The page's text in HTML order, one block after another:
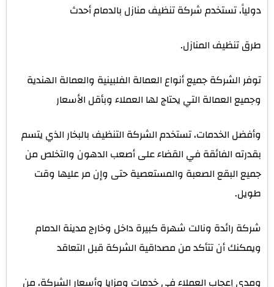
دولياً، تستخدم شركة تنظيف منازل بالدمام أحدث
طرق تنظيف المنازل.
توفر الشركة جميع أنواع العمالة الفلبينية والعمالة الهندية
وجميع العمالة التي يحتاج لها العملاء وبأقل الأسعار
وأفضل الخدمات، تستخدم الشركة التنظيف بالبخار الذي يتسم
بقدرته الفائقة في القضاء على أصعب الدهون والتخلص من
جميع البقع الصعبة والمستعصية حتى وإن مر عليها وقت
طويل.
شركة رائدة ونالت شهرة كبيرة داخل وخارج مدينة الدمام
ويمكنك أن تتأكد من مصداقية الشركة قبل التعاقد
ومدى إعجاب العملاء في خدمات ومزايا وأسعار الشركة، من